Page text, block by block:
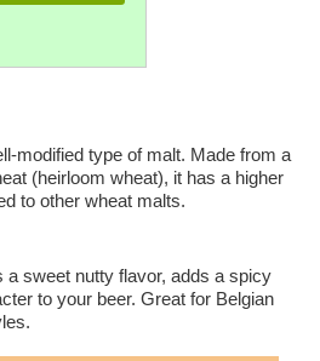
modified type of malt. Made from a
(heirloom wheat), it has a higher
to other wheat malts.
a sweet nutty flavor, adds a spicy
to your beer. Great for Belgian